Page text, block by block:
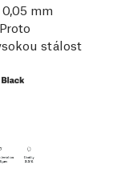
mm
stálost